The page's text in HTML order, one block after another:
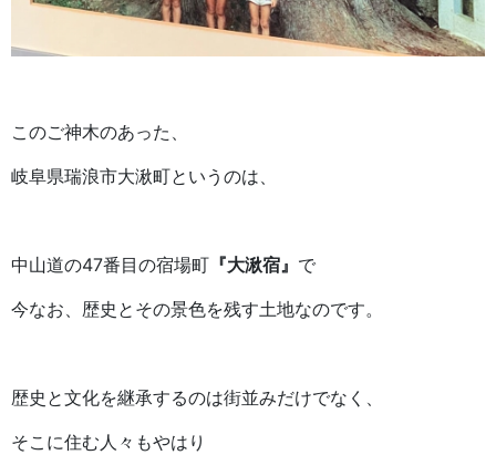
このご神木のあった、
岐阜県瑞浪市大湫町というのは、
中山道の47番目の宿場町 『大湫宿』 で
今なお、歴史とその景色を残す土地なのです。
歴史と文化を継承するのは街並みだけでなく、
そこに住む人々もやはり